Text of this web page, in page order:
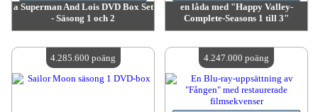
a Superman And Lois DVD Box Set
- Säsong 1 och 2
Antal tillgängliga:4
en låda med "Happy Valley-
Complete-Seasons 1 till 3"
Antal tillgängliga:4
4.285.600 poäng 4.247.000 poäng